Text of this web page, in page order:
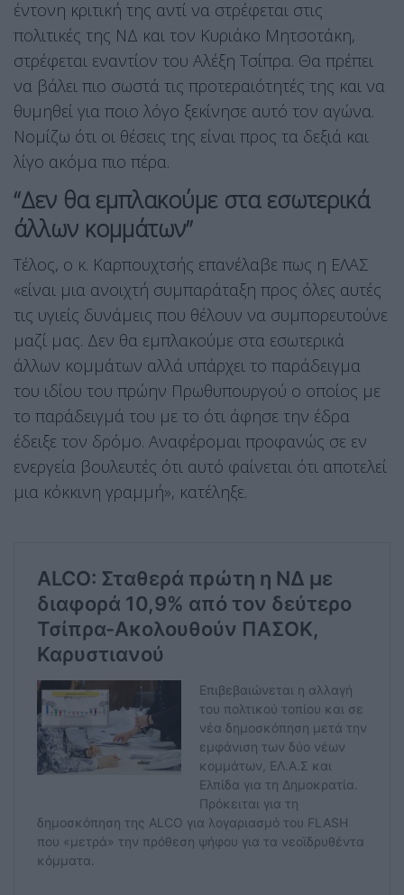
έντονη κριτική της αντί να στρέφεται στις
πολιτικές της ΝΔ και τον Κυριάκο Μητσοτάκη,
στρέφεται εναντίον του Αλέξη Τσίπρα. Θα πρέπει
να βάλει πιο σωστά τις προτεραιότητές της και να
θυμηθεί για ποιο λόγο ξεκίνησε αυτό τον αγώνα.
Νομίζω ότι οι θέσεις της είναι προς τα δεξιά και
λίγο ακόμα πιο πέρα.
“Δεν θα εμπλακούμε στα εσωτερικά
άλλων κομμάτων”
Τέλος, ο κ. Καρπουχτσής επανέλαβε πως η ΕΛΑΣ
«είναι μια ανοιχτή συμπαράταξη προς όλες αυτές
τις υγιείς δυνάμεις που θέλουν να συμπορευτούνε
μαζί μας. Δεν θα εμπλακούμε στα εσωτερικά
άλλων κομμάτων αλλά υπάρχει το παράδειγμα
του ιδίου του πρώην Πρωθυπουργού ο οποίος με
το παράδειγμά του με το ότι άφησε την έδρα
έδειξε τον δρόμο. Αναφέρομαι προφανώς σε εν
ενεργεία βουλευτές ότι αυτό φαίνεται ότι αποτελεί
μια κόκκινη γραμμή», κατέληξε.